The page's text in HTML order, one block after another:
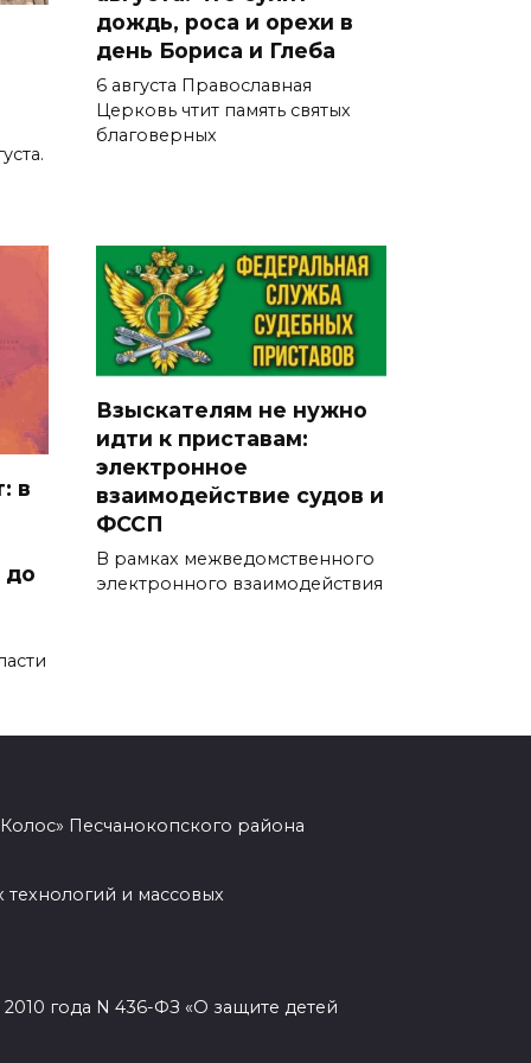
В Новошахтинске и Матвеево-
Курганском районе
чествовали золотых юбиляров
06 августа 2026 10:03
Ростовской области активно
взаимодействует с другими
регионами
06 августа 2026 09:56
В центре Ростова участок
тротуара у дома на Большой
Садовой, 94, огородили
06 августа 2026 09:49
В Ростове на проспекте
теплотрассы
Волгодонске
06 августа 2026 07:47
дождь, роса и орехи в
день Бориса и Глеба
6 августа Православная
Церковь чтит память святых
благоверных
в
до
Взыскателям не нужно
идти к приставам:
электронное
взаимодействие судов и
ФССП
В рамках межведомственного
электронного взаимодействия
Песчанокопского района
и массовых
года N 436-ФЗ «О защите детей